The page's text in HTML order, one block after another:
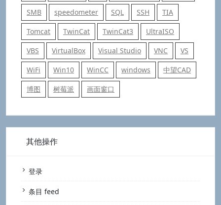
SMB speedometer SQL SSH TIA
Tomcat TwinCat TwinCat3 UltraISO
VBS VirtualBox Visual Studio VNC VS
WiFi Win10 WinCC windows 中望CAD
博图 树莓派 画面窗口
其他操作
登录
条目 feed